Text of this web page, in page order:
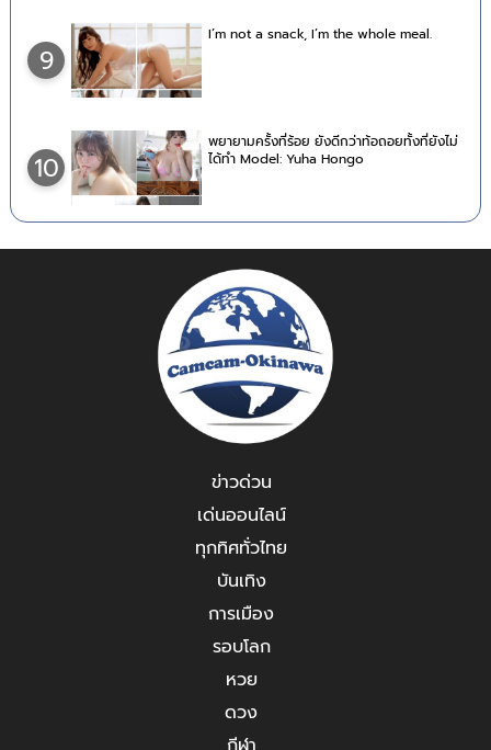
9
I’m not a snack, I’m the whole meal.
10
พยายามครั้งที่ร้อย ยังดีกว่าท้อถอยทั้งที่ยังไม่
ได้ทำ Model: Yuha Hongo
ข่าวด่วน
เด่นออนไลน์
ทุกทิศทั่วไทย
บันเทิง
การเมือง
รอบโลก
หวย
ดวง